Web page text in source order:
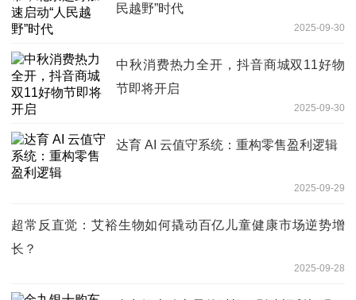
民越野”时代
2025-09-30
中秋消费热力全开，抖音商城双11好物
节即将开启
2025-09-30
达育 AI 云值守系统：重构零售盈利逻辑
2025-09-29
超常反直觉：艾裕生物如何撬动百亿儿童健康市场逆势增
长？
2025-09-28